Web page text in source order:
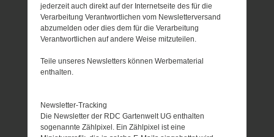
jederzeit auch direkt auf der Internetseite des für die
Verarbeitung Verantwortlichen vom Newsletterversand
abzumelden oder dies dem für die Verarbeitung
Verantwortlichen auf andere Weise mitzuteilen.
Teile unseres Newsletters können Werbematerial
enthalten.
Newsletter-Tracking
Die Newsletter der RDC Gartenwelt UG enthalten
sogenannte Zählpixel. Ein Zählpixel ist eine